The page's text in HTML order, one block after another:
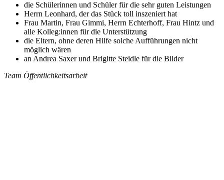
die Schülerinnen und Schüler für die sehr guten Leistungen
Herrn Leonhard, der das Stück toll inszeniert hat
Frau Martin, Frau Gimmi, Herrn Echterhoff, Frau Hintz und
alle Kolleg:innen für die Unterstützung
die Eltern, ohne deren Hilfe solche Aufführungen nicht
möglich wären
an Andrea Saxer und Brigitte Steidle für die Bilder
Team Öffentlichkeitsarbeit